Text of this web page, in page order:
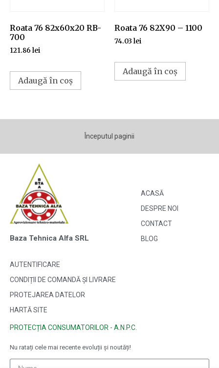
Roata 76 82x60x20 RB-
700
121.86 lei
Adaugă în coș
Roata 76 82X90 – 1100
74.03 lei
Adaugă în coș
Începutul paginii
Baza Tehnica Alfa SRL
ACASĂ
DESPRE NOI
CONTACT
BLOG
AUTENTIFICARE
CONDIȚII DE COMANDĂ ȘI LIVRARE
PROTEJAREA DATELOR
HARTĂ SITE
PROTECȚIA CONSUMATORILOR - A.N.P.C.
Nu ratați cele mai recente evoluții și noutăți!